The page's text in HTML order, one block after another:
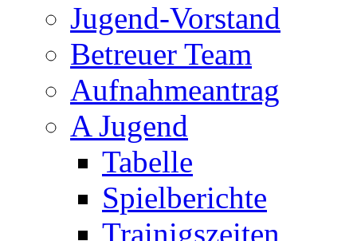
Jugend-Vorstand
Betreuer Team
Aufnahmeantrag
A Jugend
Tabelle
Spielberichte
Trainigszeiten